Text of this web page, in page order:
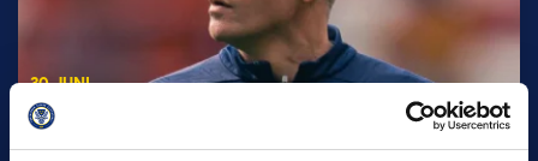
30 JUNI
Helstrup ny tränare i Malmö FF
Inleder mot…